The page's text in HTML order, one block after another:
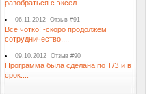
разобраться с эксел...
06.11.2012 Отзыв #91
Все чотко! -скоро продолжем
сотрудничество....
09.10.2012 Отзыв #90
Программа была сделана по Т/З и в
срок....